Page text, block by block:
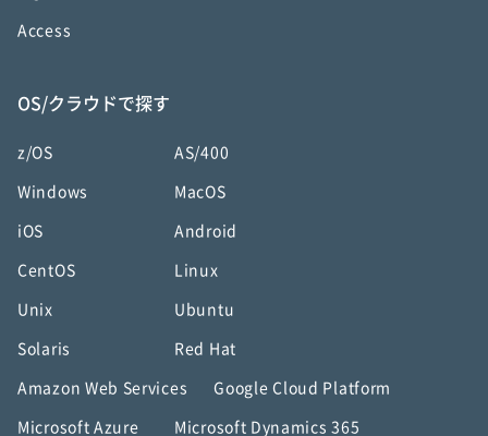
Access
OS/クラウドで探す
z/OS AS/400
Windows MacOS
iOS Android
CentOS Linux
Unix Ubuntu
Solaris Red Hat
Amazon Web Services Google Cloud Platform
Microsoft Azure Microsoft Dynamics 365